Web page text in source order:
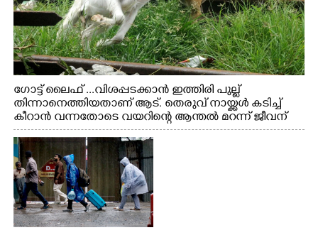
ഗോട്ട് ലൈഫ് ...വിശപ്പടക്കാൻ ഇത്തിരി പുല്ല്
തിന്നാനെത്തിയതാണ് ആട്. തെരുവ് നായ്ക്കൾ കടിച്ച്
കീറാൻ വന്നതോടെ വയറിന്റെ ആന്തൽ മറന്ന് ജീവന്
വേണ്ടിയായി ഓട്ടം. എറണാകുളം വാത്തുരുത്തിയിൽ
നിന്നുള്ള കാഴ്ച